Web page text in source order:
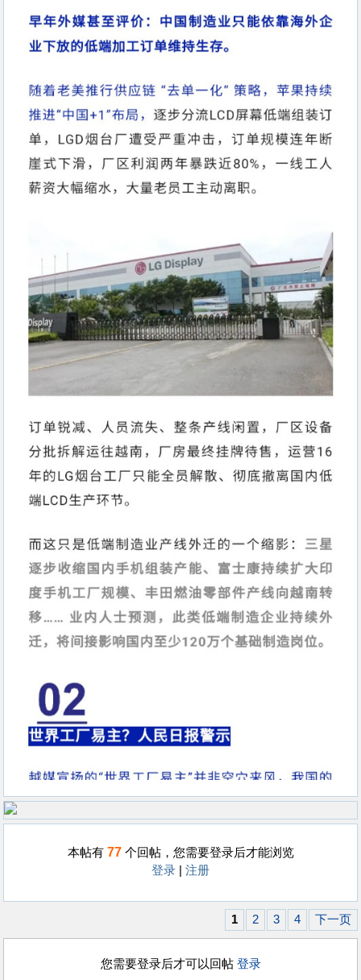
本帖有 77个回帖，您需要登录后才能浏览
登录
注册
1 2 3 4 下一页
您需要登录后才可以回帖 登录